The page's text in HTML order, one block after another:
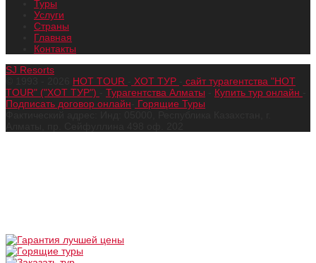
Туры
Услуги
Страны
Главная
Контакты
SJ Resorts
HOT TOUR ХОТ ТУР
сайт турагентства "HOT
TOUR" ("ХОТ ТУР")
Турагентства Алматы Купить тур онлайн
Подписать договор онлайн
Горящие Туры